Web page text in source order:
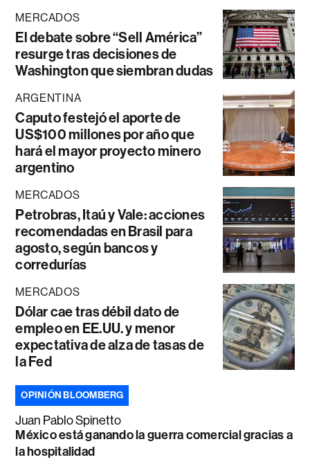
MERCADOS
El debate sobre “Sell América”
resurge tras decisiones de
Washington que siembran dudas
ARGENTINA
Caputo festejó el aporte de
US$100 millones por año que
hará el mayor proyecto minero
argentino
MERCADOS
Petrobras, Itaú y Vale: acciones
recomendadas en Brasil para
agosto, según bancos y
corredurías
MERCADOS
Dólar cae tras débil dato de
empleo en EE.UU. y menor
expectativa de alza de tasas de
la Fed
OPINIÓN BLOOMBERG
Juan Pablo Spinetto
México está ganando la guerra comercial gracias a
la hospitalidad